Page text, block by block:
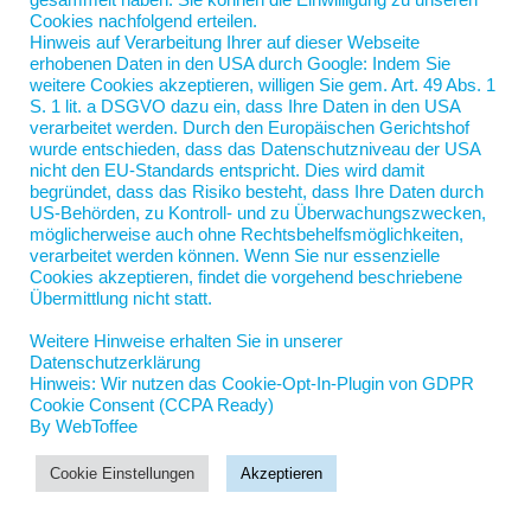
Oma riet mir, später Pastor zu werden, weil immer
mein Hemd aus der...
Nord-Coach Jan Scherping
Jahnstraße 5
19055 Schwerin
jan.scherping@nord-coach.de
Cookies nachfolgend erteilen.
Hinweis auf Verarbeitung Ihrer auf dieser Webseite
erhobenen Daten in den USA durch Google: Indem Sie
weitere Cookies akzeptieren, willigen Sie gem. Art. 49 Abs. 1
S. 1 lit. a DSGVO dazu ein, dass Ihre Daten in den USA
verarbeitet werden. Durch den Europäischen Gerichtshof
wurde entschieden, dass das Datenschutzniveau der USA
nicht den EU-Standards entspricht. Dies wird damit
begründet, dass das Risiko besteht, dass Ihre Daten durch
US-Behörden, zu Kontroll- und zu Überwachungszwecken,
möglicherweise auch ohne Rechtsbehelfsmöglichkeiten,
verarbeitet werden können. Wenn Sie nur essenzielle
Cookies akzeptieren, findet die vorgehend beschriebene
Übermittlung nicht statt.
Weitere Hinweise erhalten Sie in unserer
Datenschutzerklärung
Hinweis: Wir nutzen das Cookie-Opt-In-Plugin von GDPR
Cookie Consent (CCPA Ready)
By WebToffee
Cookie Einstellungen Akzeptieren